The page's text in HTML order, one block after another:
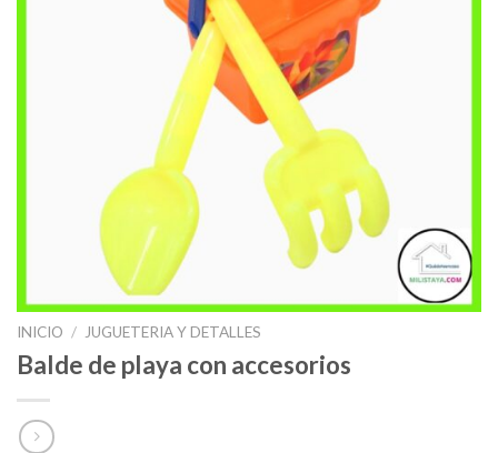
INICIO / JUGUETERIA Y DETALLES
Balde de playa con accesorios